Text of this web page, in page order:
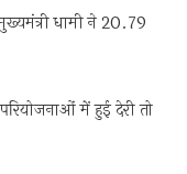
धामी ने 20.79
में हुई देरी तो